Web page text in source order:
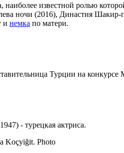
наиболее известной ролью
ночи (2016), Династия
и немка по матери.
Турции на конкурсе
- турецкая актриса.